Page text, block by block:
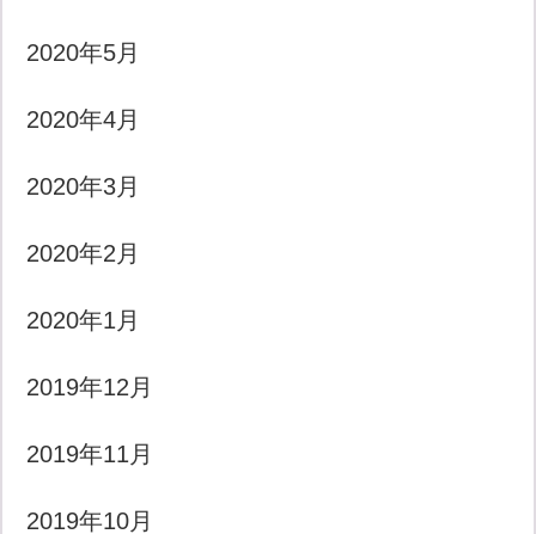
2020年5月
2020年4月
2020年3月
2020年2月
2020年1月
2019年12月
2019年11月
2019年10月